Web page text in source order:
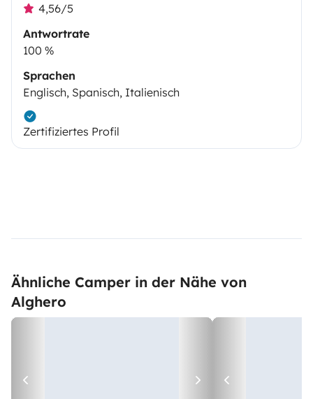
4,56/5
Antwortrate
100 %
Sprachen
Englisch, Spanisch, Italienisch
Zertifiziertes Profil
Ähnliche Camper in der Nähe von
Alghero